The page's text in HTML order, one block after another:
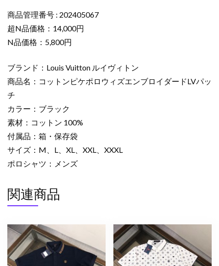
ン
ポ
シ
ツ
コ
ピ
ー
コ
ッ
ト
ン
ピ
ポ
ロ
ィ
エ
ン
商品管理番号 : 202405067
超N品価格：14,000円
N品価格：5,800円
ブランド：Louis Vuitton ルイヴィトン
商品名：コットンピケポロウィズエンブロイダードLVパッ
チ
カラー：ブラック
素材：コットン 100%
付属品：箱・保存袋
サイズ：M、L、XL、XXL、XXXL
ポロシャツ：メンズ
関連商品